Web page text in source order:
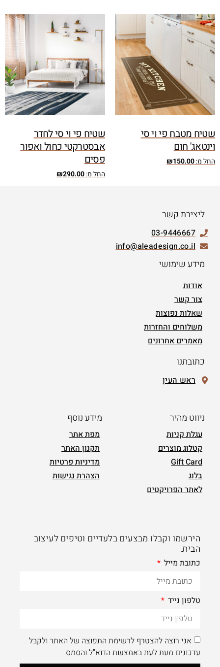
שטיח מטבח פי וי סי
וינטאג' חום
החל מ: ₪150.00
שטיח פי וי סי לחדר
אבסטרקטי כחול ואפור
פסים
החל מ: ₪290.00
ליצירת קשר
03-9446667
info@aleadesign.co.il
מידע שימושי
אודות
צור קשר
שאלות נפוצות
משלוחים והחזרות
מאמרים אחרונים
כתובתנו
ראש העין
ניווט מהיר
עגלת קניות
קטלוג מוצרים
Gift Card
בלוג
לאתר הפרויקטים
מידע נוסף
מפת אתר
תקנון האתר
מדיניות פרטיות
הצהרת נגישות
הירשמו וקבלו מבצעים בלעדיים וטיפים לעיצוב
הבית.
כתובת מייל
טלפון נייד
אני רוצה להצטרף לרשימת התפוצה של האתר ולקבל
עדכונים מעת לעת באמצעות הדוא"ל והסמס